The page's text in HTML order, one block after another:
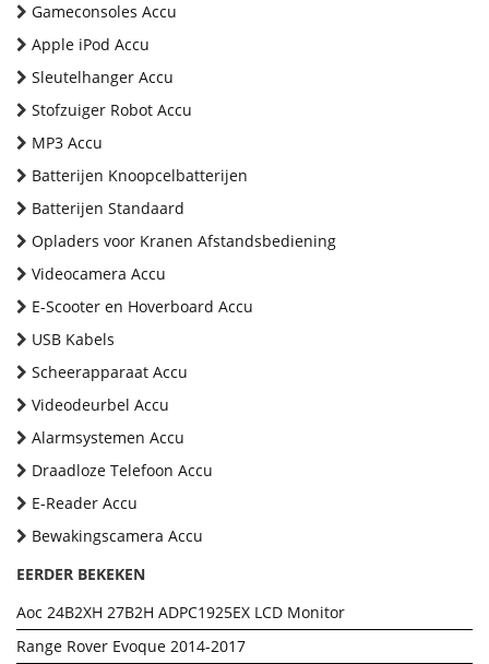
Gameconsoles Accu
Apple iPod Accu
Sleutelhanger Accu
Stofzuiger Robot Accu
MP3 Accu
Batterijen Knoopcelbatterijen
Batterijen Standaard
Opladers voor Kranen Afstandsbediening
Videocamera Accu
E-Scooter en Hoverboard Accu
USB Kabels
Scheerapparaat Accu
Videodeurbel Accu
Alarmsystemen Accu
Draadloze Telefoon Accu
E-Reader Accu
Bewakingscamera Accu
EERDER BEKEKEN
Aoc 24B2XH 27B2H ADPC1925EX LCD Monitor
Range Rover Evoque 2014-2017